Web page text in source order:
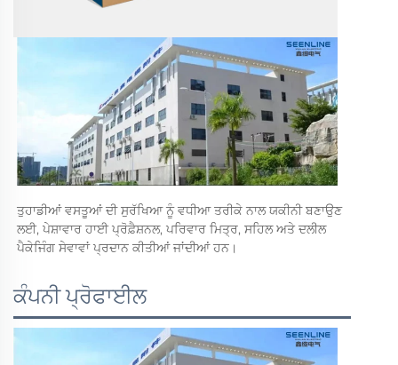
ਤੁਹਾਡੀਆਂ ਵਸਤੂਆਂ ਦੀ ਸੁਰੱਖਿਆ ਨੂੰ ਵਧੀਆ ਤਰੀਕੇ ਨਾਲ ਯਕੀਨੀ ਬਣਾਉਣ
ਲਈ, ਪੇਸ਼ਾਵਾਰ ਹਾਈ ਪ੍ਰੋਫ਼ੈਸ਼ਨਲ, ਪਰਿਵਾਰ ਮਿਤ੍ਰ, ਸਹਿਲ ਅਤੇ ਦਲੀਲ
ਪੈਕੇਜਿੰਗ ਸੇਵਾਵਾਂ ਪ੍ਰਦਾਨ ਕੀਤੀਆਂ ਜਾਂਦੀਆਂ ਹਨ।
ਕੰਪਨੀ ਪ੍ਰੋਫਾਈਲ